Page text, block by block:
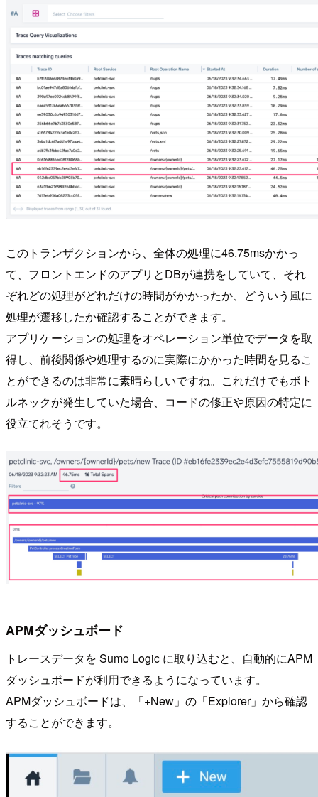
このトランザクションから、全体の処理に46.75msかかっ
て、フロントエンドのアプリとDBが連携をしていて、それ
ぞれどの処理がどれだけの時間がかかったか、どういう風に
処理が遷移したか確認することができます。
アプリケーションの処理をオペレーション単位でデータを取
得し、前後関係や処理するのに実際にかかった時間を見るこ
とができるのは非常に素晴らしいですね。これだけでもボト
ルネックが発生していた場合、コードの修正や原因の特定に
役立てれそうです。
APMダッシュボード
トレースデータを Sumo Logic に取り込むと、自動的にAPM
ダッシュボードが利用できるようになっています。
APMダッシュボードは、「+New」の「Explorer」から確認
することができます。